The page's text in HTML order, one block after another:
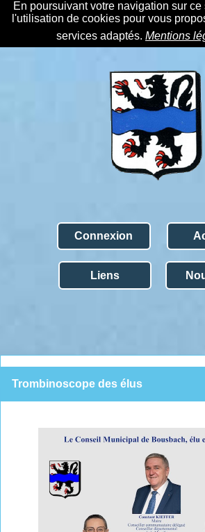
En poursuivant votre navigation sur
l'utilisation de cookies pour vous
services adaptés. Mentions
Connexion
Liens
Trombinoscope des élus